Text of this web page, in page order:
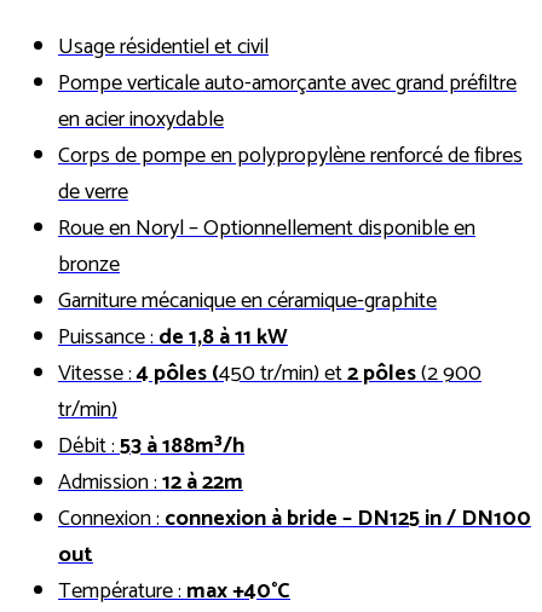
Usage résidentiel et civil
Pompe verticale auto-amorçante avec grand préfiltre
en acier inoxydable
Corps de pompe en polypropylène renforcé de fibres
de verre
Roue en Noryl – Optionnellement disponible en
bronze
Garniture mécanique en céramique-graphite
Puissance :de 1,8 à 11 kW
Vitesse :4 pôles (450 tr/min) et2 pôles(2 900
tr/min)
Débit :53 à 188m³/h
Admission :12 à 22m
Connexion :connexion à bride – DN125 in / DN100
out
Température :max +40°C